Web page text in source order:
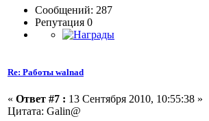
Сообщений: 287
Репутация 0
Re: Работы walnad
« Ответ #7 : 13 Сентября 2010, 10:55:38 »
Цитата: Galin@